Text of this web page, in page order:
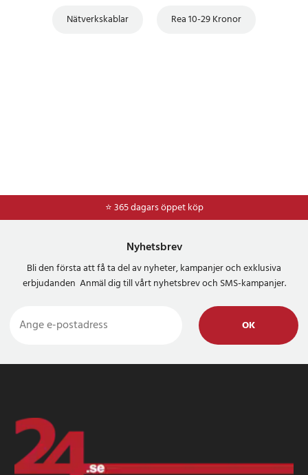
Nätverkskablar Rea 10-29 Kronor
⭐ 365 dagars öppet köp
Nyhetsbrev
Bli den första att få ta del av nyheter, kampanjer och exklusiva
erbjudanden Anmäl dig till vårt nyhetsbrev och SMS-kampanjer.
OK